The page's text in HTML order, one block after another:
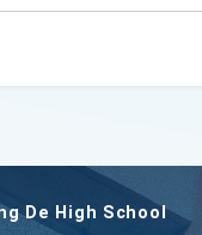
De High School